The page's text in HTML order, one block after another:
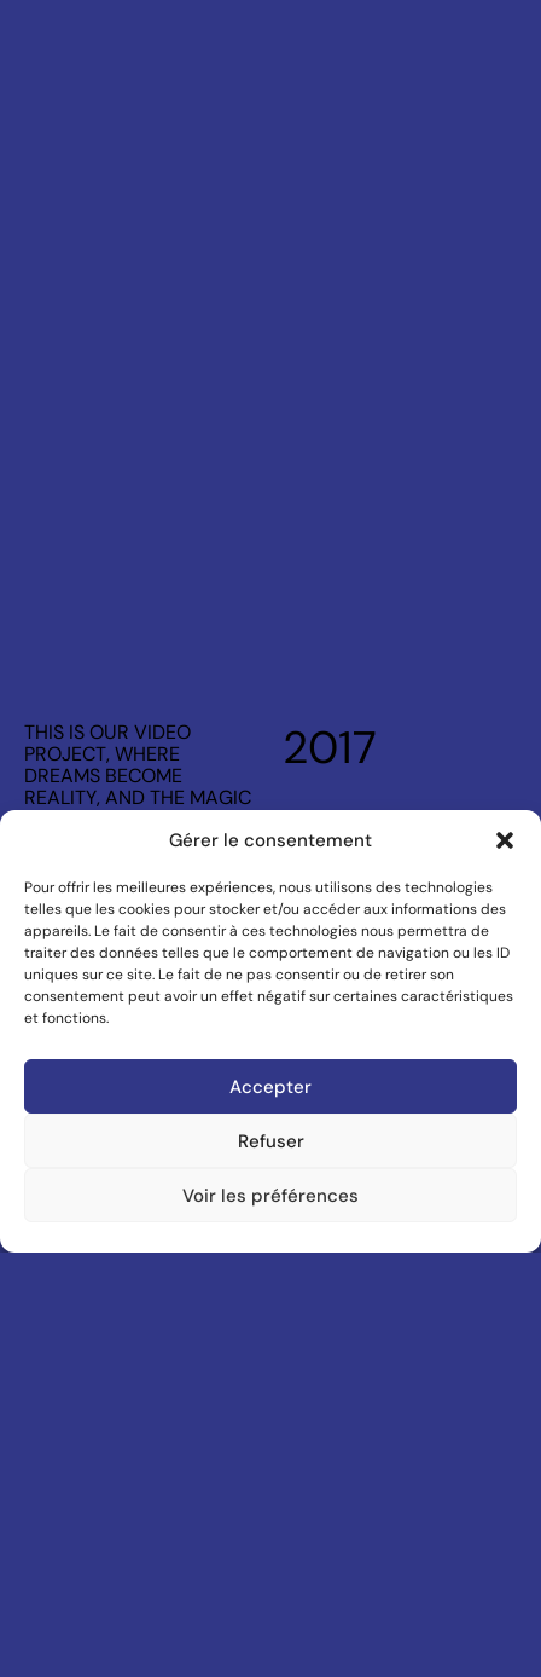
Gérer le consentement
Pour offrir les meilleures expériences, nous utilisons des technologies
telles que les cookies pour stocker et/ou accéder aux informations des
appareils. Le fait de consentir à ces technologies nous permettra de
traiter des données telles que le comportement de navigation ou les ID
uniques sur ce site. Le fait de ne pas consentir ou de retirer son
consentement peut avoir un effet négatif sur certaines caractéristiques
et fonctions.
Accepter
Refuser
Voir les préférences
THIS IS OUR VIDEO
PROJECT, WHERE
DREAMS BECOME
REALITY, AND THE MAGIC
2017
NEXT PROJECT
NEXT PROJECT.